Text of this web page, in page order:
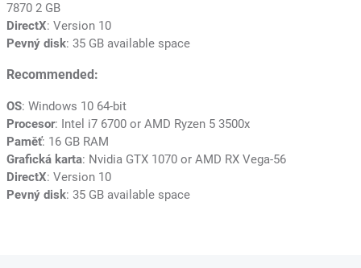
7870 2 GB
DirectX: Version 10
Pevný disk: 35 GB available space
Recommended:
OS: Windows 10 64-bit
Procesor: Intel i7 6700 or AMD Ryzen 5 3500x
Paměť: 16 GB RAM
Grafická karta: Nvidia GTX 1070 or AMD RX Vega-56
DirectX: Version 10
Pevný disk: 35 GB available space